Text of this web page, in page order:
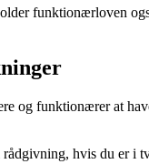
funktionærloven
og funktionærer at
hvis du er i